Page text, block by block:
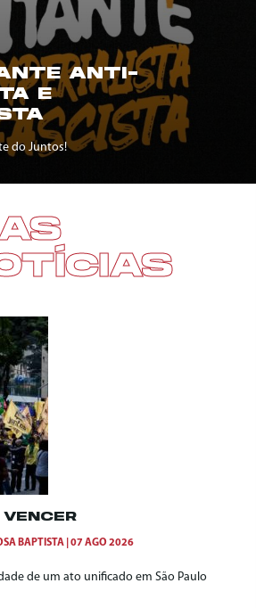
ANTI-
E
do Juntos!
BAPTISTA 07 AGO 2026
de um ato unificado em São Paulo